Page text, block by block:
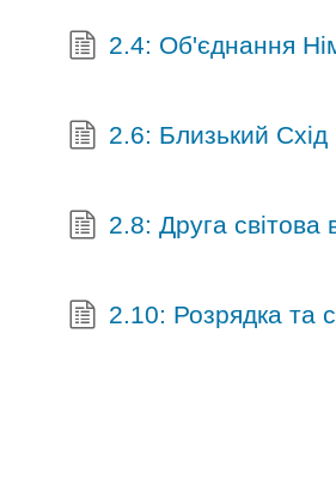
2.4: Об'єднання
2.6: Близький Схід
2.8: Друга світова
2.10: Розрядка та